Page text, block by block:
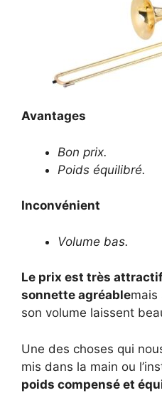
Avantages
Bon prix.
Poids équilibré.
Inconvénient
Volume bas.
Le prix est très
sonnette agréablemais
son volume laissent
Une des choses qui
mis dans la main ou
poids compensé et